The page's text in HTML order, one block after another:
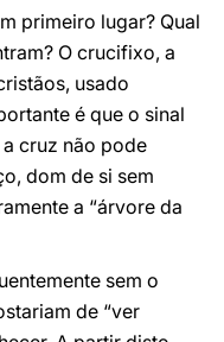
primeiro lugar? Qual
O crucifixo, a
usado
é que o sinal
cruz não pode
dom de si sem
a “árvore da
sem o
de “ver